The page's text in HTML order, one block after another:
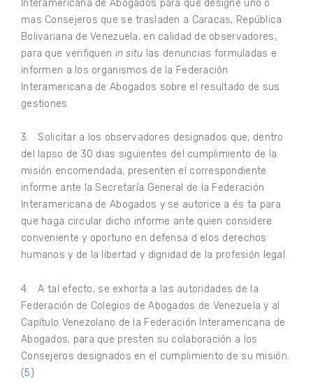
Interamericana de Abogados para que designe uno o
mas Consejeros que se trasladen a Caracas, República
Bolivariana de Venezuela, en calidad de observadores,
para que verifiquen in situ las denuncias formuladas e
informen a los organismos de la Federación
Interamericana de Abogados sobre el resultado de sus
gestiones.
3. Solicitar a los observadores designados que, dentro
del lapso de 30 dias siguientes del cumplimiento de la
misión encomendada, presenten el correspondiente
informe ante la Secretaría General de la Federación
Interamericana de Abogados y se autorice a és ta para
que haga circular dicho informe ante quien considere
conveniente y oportuno en defensa d elos derechos
humanos y de la libertad y dignidad de la profesión legal.
4. A tal efecto, se exhorta a las autoridades de la
Federación de Colegios de Abogados de Venezuela y al
Capítulo Venezolano de la Federación Interamericana de
Abogados, para que presten su colaboración a los
Consejeros designados en el cumplimiento de su misión.
(5)